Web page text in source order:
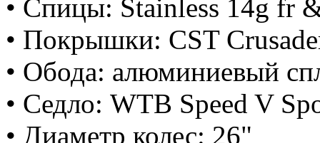
• Спицы: Stainless 14g fr
• Покрышки: CST
• Обода: алюминиевый
• Седло: WTB Speed V
• Диаметр колес: 26"